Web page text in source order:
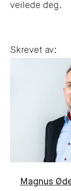
veilede deg.
Skrevet av:
Magnus